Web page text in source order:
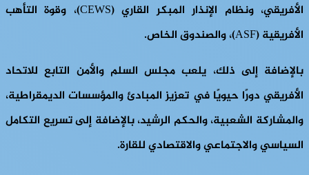
الأفريقي، ونظام الإنذار المبكر القاري (CEWS)، وقوة التأهب
الأفريقية (ASF)، والصندوق الخاص.
بالإضافة إلى ذلك، يلعب مجلس السلم والأمن التابع للاتحاد
الأفريقي دورًا حيويًا في تعزيز المبادئ والمؤسسات الديمقراطية،
والمشاركة الشعبية، والحكم الرشيد، بالإضافة إلى تسريع التكامل
السياسي والاجتماعي والاقتصادي للقارة.